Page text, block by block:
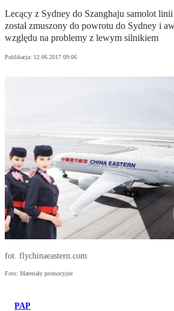
Lecący z Sydney do Szanghaju samolot
został zmuszony do powrotu do Sydney i
względu na problemy z lewym silnikiem
Publikacja: 12.06.2017 09:06
fot. flychinaeastern.com
Foto: Materiały promocyjne
PAP